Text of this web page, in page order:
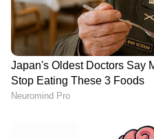
Related Articles
അതൃപ്തി തുറന്ന് പറഞ്ഞ്
RECOMMENDED STORIES